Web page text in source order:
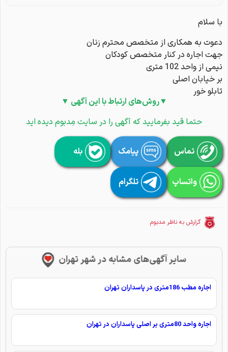
با سلام
دعوت به همکاری از متخصص محترم زنان
جهت اجاره در کنار متخصص کودکان
نیمی از واحد 102 متری
بر خیابان اصلی
تابلو خور
▼روش‌های ارتباط با این آگهی ▼
حتما قید بفرمایید که آگهی را در سایت مِدبوم دیده اید
تماس پیامک بله
واتساپ تلگرام
گزارش به ناظر مدبوم
سایر آگهی‌های مشابه در شهر تهران
اجاره مطب 186متری در پاسداران تهران
اجاره واحد 80متری بر اصلی پاسداران در تهران